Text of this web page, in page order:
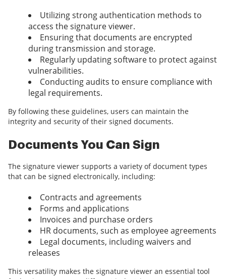
Utilizing strong authentication methods to
access the signature viewer.
Ensuring that documents are encrypted
during transmission and storage.
Regularly updating software to protect against
vulnerabilities.
Conducting audits to ensure compliance with
legal requirements.
By following these guidelines, users can maintain the
integrity and security of their signed documents.
Documents You Can Sign
The signature viewer supports a variety of document types
that can be signed electronically, including:
Contracts and agreements
Forms and applications
Invoices and purchase orders
HR documents, such as employee agreements
Legal documents, including waivers and
releases
This versatility makes the signature viewer an essential tool